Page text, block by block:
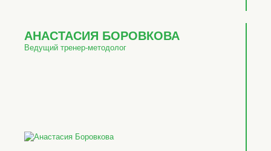
АНАСТАСИЯ БОРОВКОВА
Ведущий тренер-методолог